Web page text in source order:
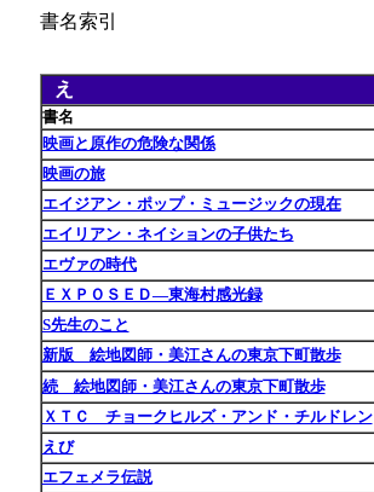
書名索引
え
書名
映画と原作の危険な関係
映画の旅
エイジアン・ポップ・ミュージックの現在
エイリアン・ネイションの子供たち
エヴァの時代
ＥＸＰＯＳＥＤ―東海村感光録
S先生のこと
新版 絵地図師・美江さんの東京下町散歩
続 絵地図師・美江さんの東京下町散歩
ＸＴＣ チョークヒルズ・アンド・チルドレン
えび
エフェメラ伝説